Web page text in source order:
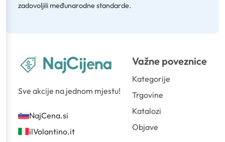
zadovoljili međunarodne standarde.
Sve akcije na jednom mjestu!
NajCena.si
ilVolantino.it
Važne poveznice
Kategorije
Trgovine
Katalozi
Objave